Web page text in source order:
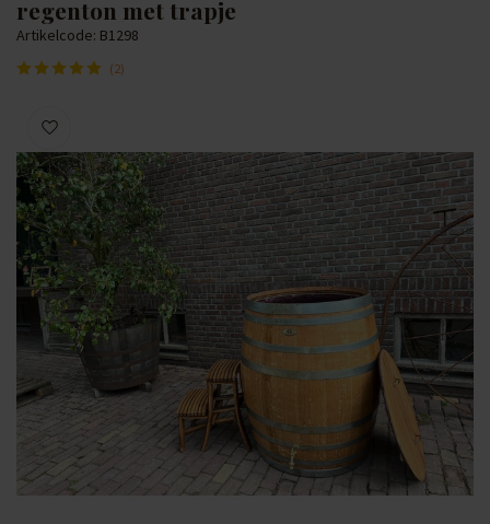
regenton met trapje
Artikelcode: B1298
(2)